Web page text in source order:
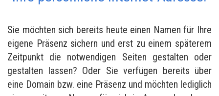
Sie möchten sich bereits heute einen Namen für Ihre
eigene Präsenz sichern und erst zu einem späterem
Zeitpunkt die notwendigen Seiten gestalten oder
gestalten lassen? Oder Sie verfügen bereits über
eine Domain bzw. eine Präsenz und möchten lediglich